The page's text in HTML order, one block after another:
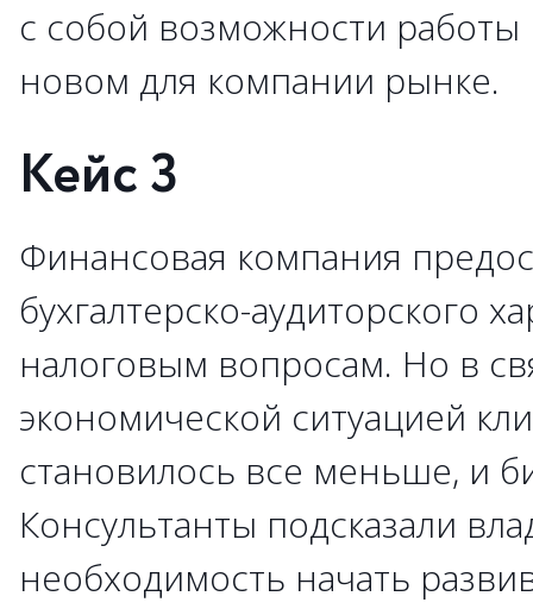
с собой возможности
новом для компании рынке.
Кейс 3
Финансовая компания
бухгалтерско-аудиторского
налоговым вопросам. Но в
экономической ситуацией
становилось все меньше, и
Консультанты подсказали
необходимость начать